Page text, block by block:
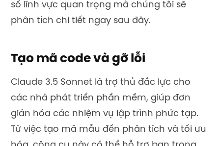
số lĩnh vực quan trọng mà chúng tôi sẽ
phân tích chi tiết ngay sau đây.
Tạo mã code và gỡ lỗi
Claude 3.5 Sonnet là trợ thủ đắc lực cho
các nhà phát triển phần mềm, giúp đơn
giản hóa các nhiệm vụ lập trình phức tạp.
Từ việc tạo mã mẫu đến phân tích và tối ưu